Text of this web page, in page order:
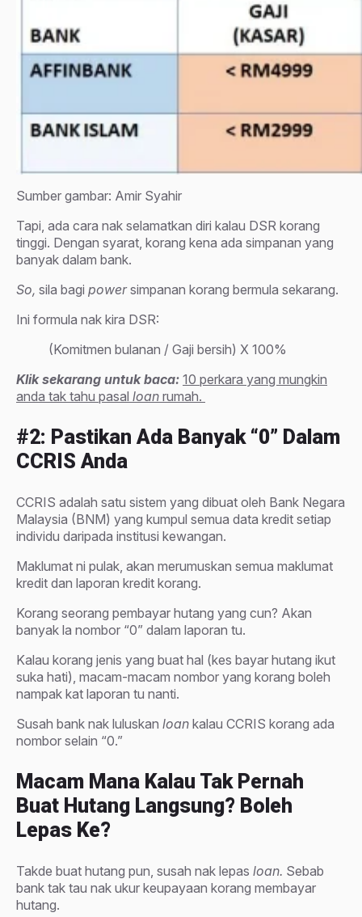
Sumber gambar: Amir Syahir
Tapi, ada cara nak selamatkan diri kalau DSR korang
tinggi. Dengan syarat, korang kena ada simpanan yang
banyak dalam bank.
So, sila bagi powersimpanan korang bermula sekarang.
Ini formula nak kira DSR:
(Komitmen bulanan / Gaji bersih) X 100%
Klik sekarang untuk baca: 10 perkara yang mungkin
anda tak tahu pasal loan rumah.
#2: Pastikan Ada Banyak “0” Dalam
CCRIS Anda
CCRIS adalah satu sistem yang dibuat oleh Bank Negara
Malaysia (BNM) yang kumpul semua data kredit setiap
individu daripada institusi kewangan.
Maklumat ni pulak, akan merumuskan semua maklumat
kredit dan laporan kredit korang.
Korang seorang pembayar hutang yang cun? Akan
banyak la nombor “0” dalam laporan tu.
Kalau korang jenis yang buat hal (kes bayar hutang ikut
suka hati), macam-macam nombor yang korang boleh
nampak kat laporan tu nanti.
Susah bank nak luluskan loan kalau CCRIS korang ada
nombor selain “0.”
Macam Mana Kalau Tak Pernah
Buat Hutang Langsung? Boleh
Lepas Ke?
Takde buat hutang pun, susah nak lepas loan. Sebab
bank tak tau nak ukur keupayaan korang membayar
hutang.